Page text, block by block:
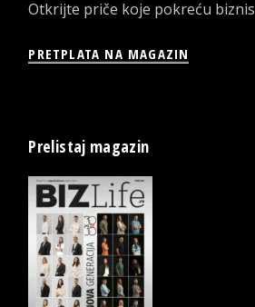
Otkrijte priče koje pokreću biznis
PRETPLATA NA MAGAZIN
Prelistaj magazin